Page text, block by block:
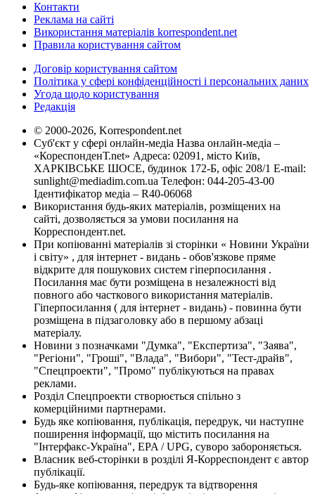
Контакти
Реклама на сайті
Використання матеріалів korrespondent.net
Правила користування сайтом
Договір користування сайтом
Політика у сфері конфіденційності і персональних даних
Угода щодо користування
Редакція
© 2000-2026, Korrespondent.net
Суб'єкт у сфері онлайн-медіа Назва онлайн-медіа –
«КореспонденТ.net» Адреса: 02091, місто Київ,
ХАРКІВСЬКЕ ШОСЕ, будинок 172-Б, офіс 208/1 E-mail:
sunlight@mediadim.com.ua Телефон: 044-205-43-00
Ідентифікатор медіа – R40-06068
Використання будь-яких матеріалів, розміщених на
сайті, дозволяється за умови посилання на
Корреспондент.net.
При копіюванні матеріалів зі сторінки « Новини України
і світу» , для інтернет - видань - обов'язкове пряме
відкрите для пошукових систем гіперпосилання .
Посилання має бути розміщена в незалежності від
повного або часткового використання матеріалів.
Гіперпосилання ( для інтернет - видань) - повинна бути
розміщена в підзаголовку або в першому абзаці
матеріалу.
Новини з позначками "Думка", "Експертиза", "Заява",
"Регіони", "Гроші", "Влада", "Вибори", "Тест-драйв",
"Спецпроекти", "Промо" публікуються на правах
реклами.
Розділ Спецпроекти створюється спільно з
комерційними партнерами.
Будь яке копіювання, публікація, передрук, чи наступне
поширення інформації, що містить посилання на
"Інтерфакс-Україна", EPA / UPG, суворо забороняється.
Власник веб-сторінки в розділі Я-Корреспондент є автор
публікації.
Будь-яке копіювання, передрук та відтворення